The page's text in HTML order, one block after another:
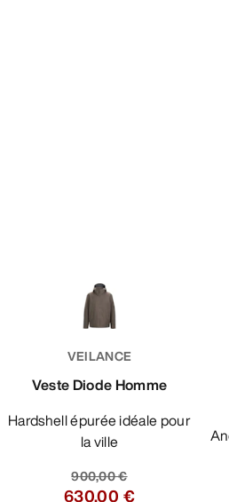
VEILANCE
Veste Diode Homme
Hardshell épurée idéale pour
la ville
900,00 €
630,00 €
Anorak de freeride résistant